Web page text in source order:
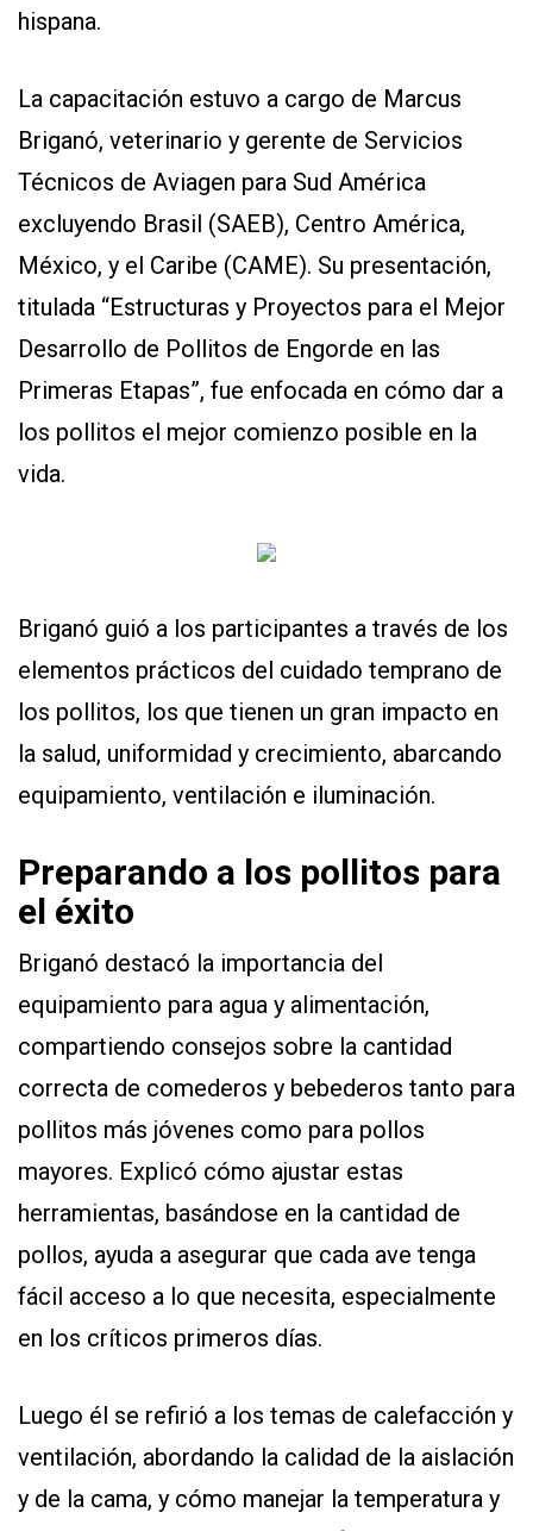
hispana.
La capacitación estuvo a cargo de Marcus
Briganó, veterinario y gerente de Servicios
Técnicos de Aviagen para Sud América
excluyendo Brasil (SAEB), Centro América,
México, y el Caribe (CAME). Su presentación,
titulada “Estructuras y Proyectos para el Mejor
Desarrollo de Pollitos de Engorde en las
Primeras Etapas”, fue enfocada en cómo dar a
los pollitos el mejor comienzo posible en la
vida.
Briganó guió a los participantes a través de los
elementos prácticos del cuidado temprano de
los pollitos, los que tienen un gran impacto en
la salud, uniformidad y crecimiento, abarcando
equipamiento, ventilación e iluminación.
Preparando a los pollitos para
el éxito
Briganó destacó la importancia del
equipamiento para agua y alimentación,
compartiendo consejos sobre la cantidad
correcta de comederos y bebederos tanto para
pollitos más jóvenes como para pollos
mayores. Explicó cómo ajustar estas
herramientas, basándose en la cantidad de
pollos, ayuda a asegurar que cada ave tenga
fácil acceso a lo que necesita, especialmente
en los críticos primeros días.
Luego él se refirió a los temas de calefacción y
ventilación, abordando la calidad de la aislación
y de la cama, y cómo manejar la temperatura y